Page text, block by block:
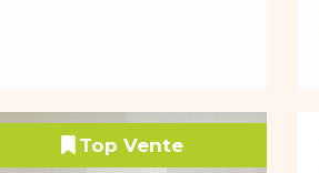
Top Vente